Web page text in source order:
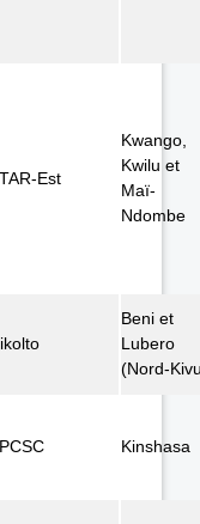
Est
Kwango,
Kwilu et
Maï-
Ndombe
Beni et
Lubero
(Nord-
Kinshasa